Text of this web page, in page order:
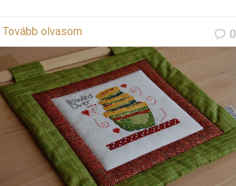
Tovább olvasom 0